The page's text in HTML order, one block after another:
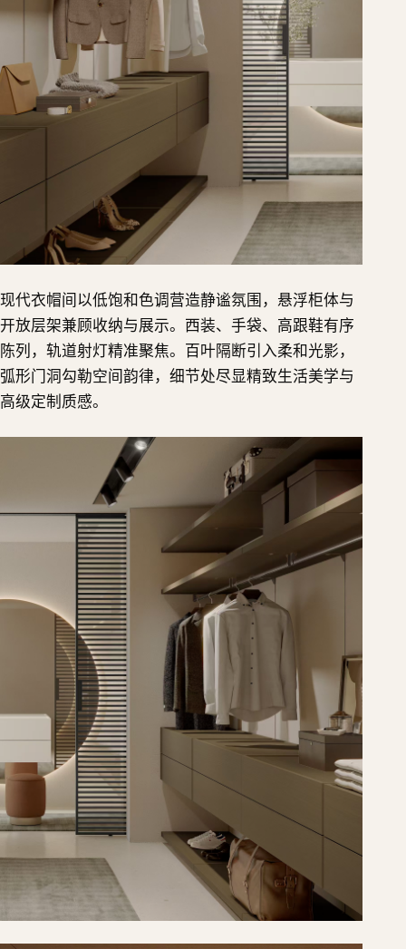
现代衣帽间以低饱和色调营造静谧氛围，悬浮柜体与
开放层架兼顾收纳与展示。西装、手袋、高跟鞋有序
陈列，轨道射灯精准聚焦。百叶隔断引入柔和光影，
弧形门洞勾勒空间韵律，细节处尽显精致生活美学与
高级定制质感。